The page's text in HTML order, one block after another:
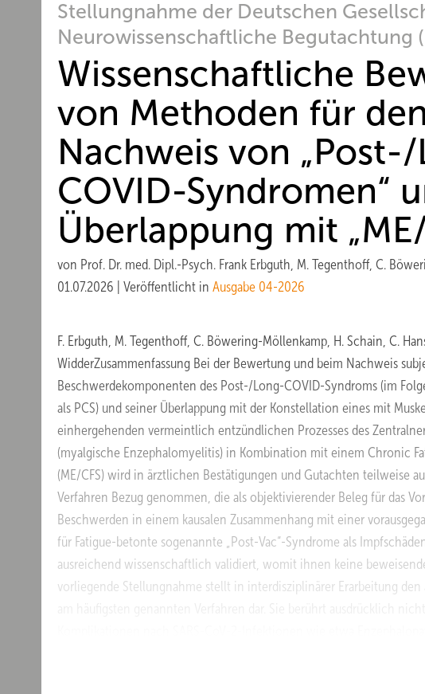
Stellungnahme der Deutschen
Neurowissenschaftliche Begutachtung
Wissenschaftliche
von Methoden für
Nachweis von
COVID-Syndromen“
Überlappung mit „ME/
von Prof. Dr. med. Dipl.-Psych. Frank Erbguth M. Tegenthoff, C.
01.07.2026
Veröffentlicht in Ausgabe 04-2026
F. Erbguth, M. Tegenthoff, C. Böwering-Möllenkamp, H. Schain, C.
WidderZusammenfassung Bei der Bewertung und beim Nachweis
Beschwerdekomponenten des Post-/Long-COVID-Syndroms (im
als PCS) und seiner Überlappung mit der Konstellation eines mit
einhergehenden vermeintlich entzündlichen Prozesses des
(myalgische Enzephalomyelitis) in Kombination mit einem Chronic
(ME/CFS) wird in ärztlichen Bestätigungen und Gutachten teilweise
Verfahren Bezug genommen, die als objektivierender Beleg für das
Beschwerden in einem kausalen Zusammenhang mit einer
für Fatigue-betonte sogenannte „Post-Vac“-Syndrome als
ausreichend wissenschaftlich validiert, womit ihnen keine
vorliegende Stellungnahme stellt in interdisziplinärer Erarbeitung